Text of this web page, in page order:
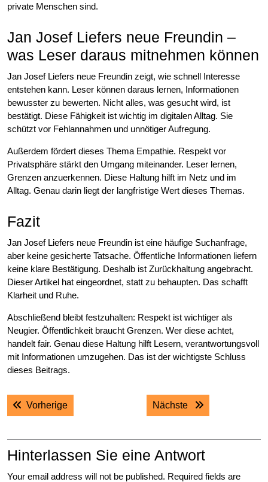
private Menschen sind.
Jan Josef Liefers neue Freundin –
was Leser daraus mitnehmen können
Jan Josef Liefers neue Freundin zeigt, wie schnell Interesse
entstehen kann. Leser können daraus lernen, Informationen
bewusster zu bewerten. Nicht alles, was gesucht wird, ist
bestätigt. Diese Fähigkeit ist wichtig im digitalen Alltag. Sie
schützt vor Fehlannahmen und unnötiger Aufregung.
Außerdem fördert dieses Thema Empathie. Respekt vor
Privatsphäre stärkt den Umgang miteinander. Leser lernen,
Grenzen anzuerkennen. Diese Haltung hilft im Netz und im
Alltag. Genau darin liegt der langfristige Wert dieses Themas.
Fazit
Jan Josef Liefers neue Freundin ist eine häufige Suchanfrage,
aber keine gesicherte Tatsache. Öffentliche Informationen liefern
keine klare Bestätigung. Deshalb ist Zurückhaltung angebracht.
Dieser Artikel hat eingeordnet, statt zu behaupten. Das schafft
Klarheit und Ruhe.
Abschließend bleibt festzuhalten: Respekt ist wichtiger als
Neugier. Öffentlichkeit braucht Grenzen. Wer diese achtet,
handelt fair. Genau diese Haltung hilft Lesern, verantwortungsvoll
mit Informationen umzugehen. Das ist der wichtigste Schluss
dieses Beitrags.
Post
navigation
VorherigePrevious post: Nächste Next post:
Hinterlassen Sie eine Antwort
Your email address will not be published. Required fields are